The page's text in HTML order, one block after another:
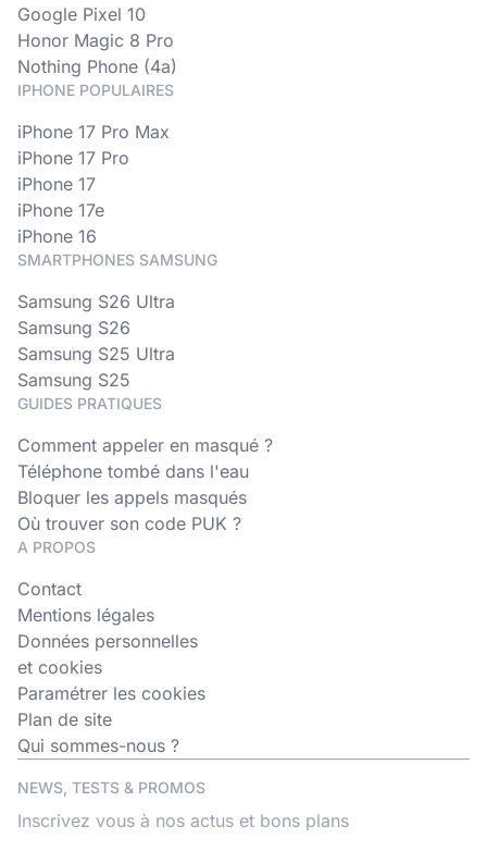
Google Pixel 10
Honor Magic 8 Pro
Nothing Phone (4a)
IPHONE POPULAIRES
iPhone 17 Pro Max
iPhone 17 Pro
iPhone 17
iPhone 17e
iPhone 16
SMARTPHONES SAMSUNG
Samsung S26 Ultra
Samsung S26
Samsung S25 Ultra
Samsung S25
GUIDES PRATIQUES
Comment appeler en masqué ?
Téléphone tombé dans l'eau
Bloquer les appels masqués
Où trouver son code PUK ?
A PROPOS
Contact
Mentions légales
Données personnelles
et cookies
Paramétrer les cookies
Plan de site
Qui sommes-nous ?
NEWS, TESTS & PROMOS
Inscrivez vous à nos actus et bons plans